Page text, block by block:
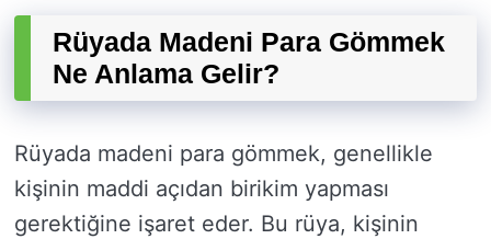
Rüyada Madeni Para Gömmek
Ne Anlama Gelir?
Rüyada madeni para gömmek, genellikle
kişinin maddi açıdan birikim yapması
gerektiğine işaret eder. Bu rüya, kişinin